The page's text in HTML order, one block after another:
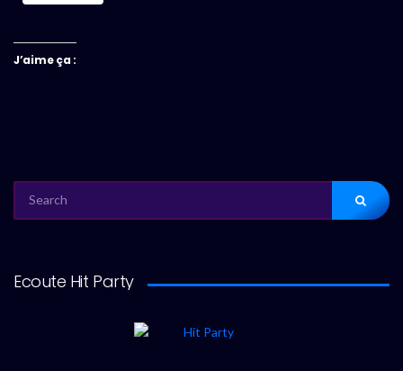
J’aime ça :
FOR:
Ecoute Hit Party